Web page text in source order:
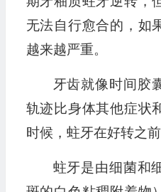
无法自行愈合的，如
越来越严重。
牙齿就像时间
轨迹比身体其他症状
时候，蛀牙在好转之前
蛀牙是由细菌和